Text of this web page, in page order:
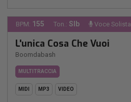
BPM: 155 Ton.: SIb Voce Solista
L'unica Cosa Che Vuoi
Boomdabash
MULTITRACCIA
MIDI MP3 VIDEO